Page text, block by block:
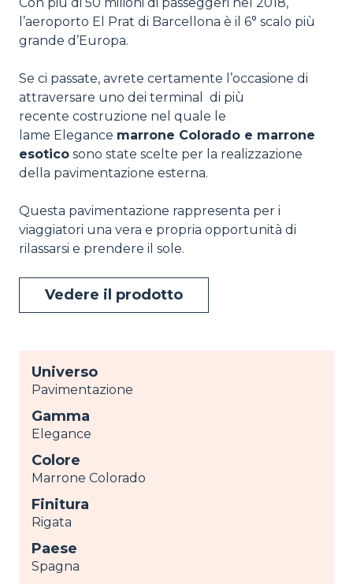
l’aeroporto El Prat di Barcellona è il 6° scalo più
grande d’Europa.
Se ci passate, avrete certamente l’occasione di
attraversare uno dei terminal di più
recente costruzione nel quale le
lame Elegance marrone Colorado e marrone
esotico sono state scelte per la realizzazione
della pavimentazione esterna.
Questa pavimentazione rappresenta per i
viaggiatori una vera e propria opportunità di
rilassarsi e prendere il sole.
Vedere il prodotto
Universo
Pavimentazione
Gamma
Elegance
Colore
Marrone Colorado
Finitura
Rigata
Paese
Spagna